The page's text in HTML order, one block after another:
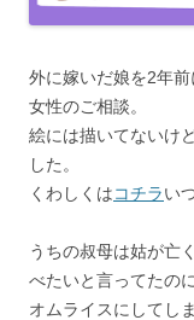
外に嫁いだ娘を2年
女性のご相談。
絵には描いてないけ
した。
くわしくはコチラい
うちの叔母は姑が亡
べたいと言ってたのに
オムライスにしてし